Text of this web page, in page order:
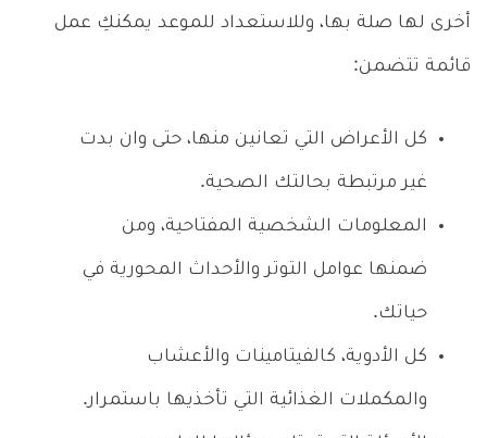
أخرى لها صلة بها، وللاستعداد للموعد يمكنكِ عمل
قائمة تتضمن:
كل الأعراض التي تعانين منها، حتى وان بدت
غير مرتبطة بحالتك الصحية.
المعلومات الشخصية المفتاحية، ومن
ضمنها عوامل التوتر والأحداث المحورية في
حياتك.
كل الأدوية، كالفيتامينات والأعشاب
والمكملات الغذائية التي تأخذيها باستمرار.